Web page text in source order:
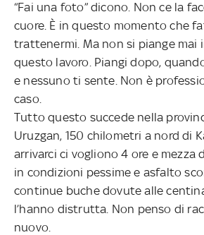
“Fai una foto” dicono. Non ce la
cuore. È in questo momento che
trattenermi. Ma non si piange mai
questo lavoro. Piangi dopo,
e nessuno ti sente. Non è
caso.
Tutto questo succede nella
Uruzgan, 150 chilometri a nord di
arrivarci ci vogliono 4 ore e mezza
in condizioni pessime e asfalto
continue buche dovute alle
l’hanno distrutta. Non penso di
nuovo.